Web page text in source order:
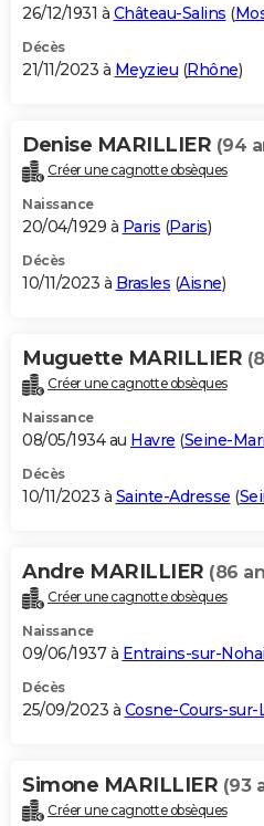
26/12/1931 à Château-Salins (
Décès
21/11/2023 à Meyzieu (Rhône)
Denise MARILLIER (94
Créer une cagnotte obsèques
Naissance
20/04/1929 à Paris (Paris)
Décès
10/11/2023 à Brasles (Aisne)
Muguette MARILLIER
Créer une cagnotte obsèques
Naissance
08/05/1934 au Havre (Seine-
Décès
10/11/2023 à Sainte-Adresse (
Andre MARILLIER (86
Créer une cagnotte obsèques
Naissance
09/06/1937 à Entrains-sur-
Décès
25/09/2023 à Cosne-Cours-sur-
Simone MARILLIER (93
Créer une cagnotte obsèques